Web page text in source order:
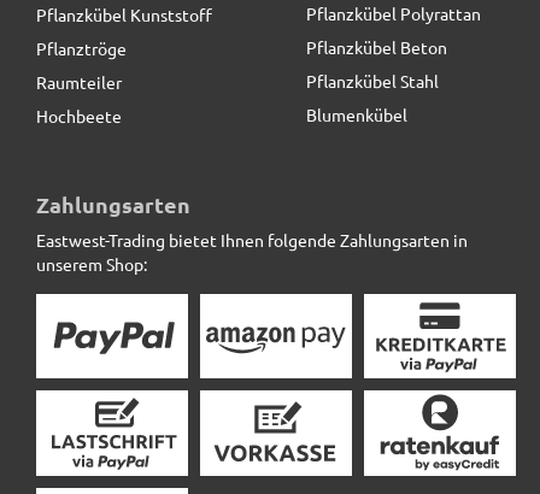
Pflanzkübel Kunststoff
Pflanztröge
Raumteiler
Hochbeete
Pflanzkübel Polyrattan
Pflanzkübel Beton
Pflanzkübel Stahl
Blumenkübel
Zahlungsarten
Eastwest-Trading bietet Ihnen folgende Zahlungsarten in
unserem Shop: